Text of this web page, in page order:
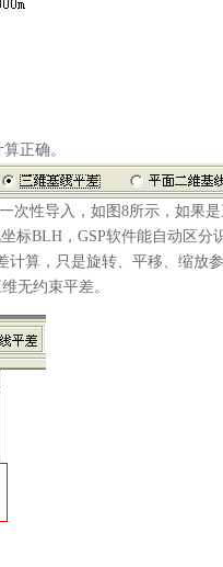
正确。
次性导入，如图8所示，如果
标BLH，GSP软件能自动区分
算，只是旋转、平移、缩放
无约束平差。